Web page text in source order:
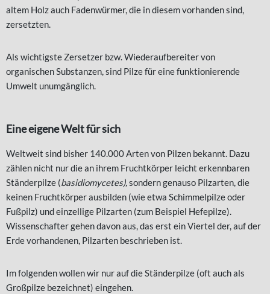
altem Holz auch Fadenwürmer, die in diesem vorhanden sind,
zersetzten.
Als wichtigste Zersetzer bzw. Wiederaufbereiter von
organischen Substanzen, sind Pilze für eine funktionierende
Umwelt unumgänglich.
Eine eigene Welt für sich
Weltweit sind bisher 140.000 Arten von Pilzen bekannt. Dazu
zählen nicht nur die an ihrem Fruchtkörper leicht erkennbaren
Ständerpilze (basidiomycetes), sondern genauso Pilzarten, die
keinen Fruchtkörper ausbilden (wie etwa Schimmelpilze oder
Fußpilz) und einzellige Pilzarten (zum Beispiel Hefepilze).
Wissenschafter gehen davon aus, das erst ein Viertel der, auf der
Erde vorhandenen, Pilzarten beschrieben ist.
Im folgenden wollen wir nur auf die Ständerpilze (oft auch als
Großpilze bezeichnet) eingehen.